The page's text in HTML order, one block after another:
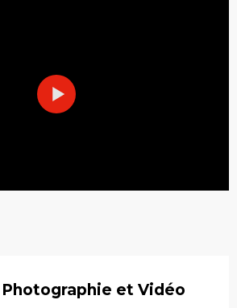
et Vidéo